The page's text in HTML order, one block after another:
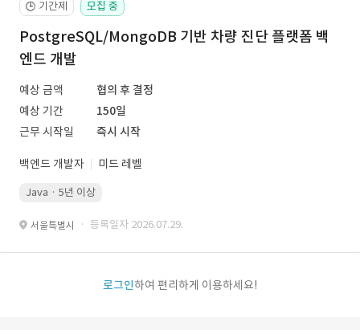
🕒 기간제 모집 중
PostgreSQL/MongoDB 기반 차량 진단 플랫폼 백
엔드 개발
예상 금액
협의 후 결정
예상 기간
150일
근무 시작일
즉시 시작
백엔드 개발자 미드 레벨
Java · 5년 이상
서울특별시 · 등록일자 2026.07.29.
로그인하여 편리하게 이용하세요!